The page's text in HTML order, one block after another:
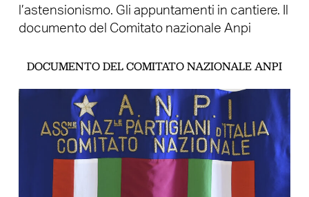
l’astensionismo. Gli appuntamenti in cantiere. Il
documento del Comitato nazionale Anpi
DOCUMENTO DEL COMITATO NAZIONALE ANPI